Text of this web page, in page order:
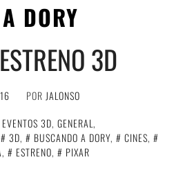
DORY
3D
POR JALONSO
EVENTOS 3D, GENERAL,
3D, BUSCANDO A DORY, CINES,
, ESTRENO,
PIXAR